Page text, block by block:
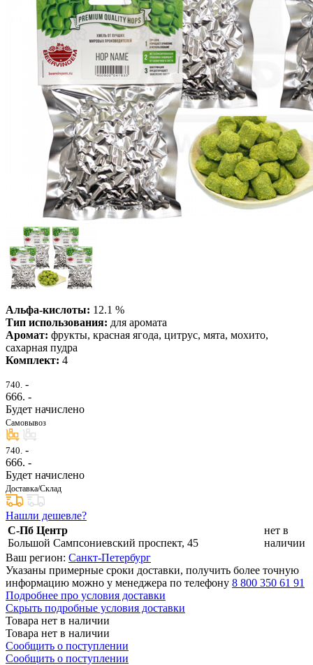
Альфа-кислоты: 12.1 %
Тип использования: для аромата
Аромат: фрукты, красная ягода, цитрус, мята, мохито,
сахарная пудра
Комплект: 4
740. -
666. -
Будет начислено
Самовывоз
740. -
666. -
Будет начислено
Доставка/Склад
Нашли дешевле?
С-Пб Центр
Большой Сампсониевский проспект, 45
нет в
наличии
Ваш регион: Санкт-Петербург
Указаны примерные сроки доставки, получить более точную
информацию можно у менеджера по телефону 8 800 350 61 91
Подробнее про условия доставки
Скрыть подробные условия доставки
Товара нет в наличии
Товара нет в наличии
Сообщить о поступлении
Сообщить о поступлении